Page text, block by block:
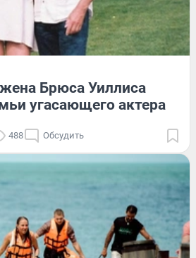
Брюса Уиллиса
угасающего актера
488 Обсудить